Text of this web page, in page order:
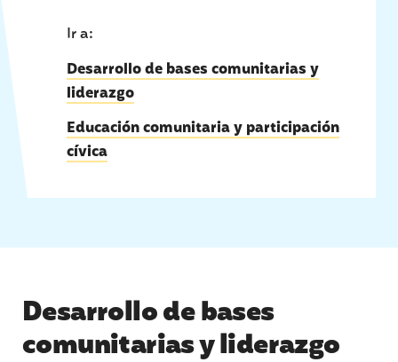
Ir a:
Desarrollo de bases comunitarias y
liderazgo
Educación comunitaria y participación
cívica
Desarrollo de bases
comunitarias y liderazgo